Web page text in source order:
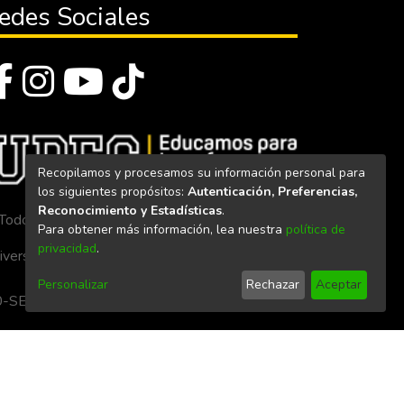
Sociales
los derechos reservados 2023
Politécnica Estatal del Carchi
SE-33-CACES-2020
Recopilamos y procesamos su información personal para
los siguientes propósitos: Autenticación, Preferencias,
Reconocimiento y Estadísticas.
Para obtener más información, lea nuestra política de
privacidad.
Personalizar Rechazar Aceptar